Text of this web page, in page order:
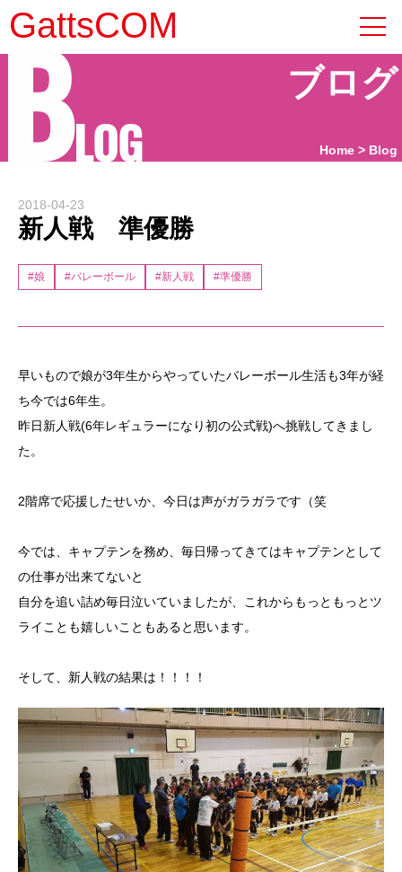
GattsCOM
ブログ
BLOG Home Blog
2018-04-23
新人戦 準優勝
#娘 #バレーボール #新人戦 #準優勝
早いもので娘が3年生からやっていたバレーボール生活も3年が経
ち今では6年生。
昨日新人戦(6年レギュラーになり初の公式戦)へ挑戦してきまし
た。
2階席で応援したせいか、今日は声がガラガラです（笑
今では、キャプテンを務め、毎日帰ってきてはキャプテンとして
の仕事が出来てないと
自分を追い詰め毎日泣いていましたが、これからもっともっとツ
ライことも嬉しいこともあると思います。
そして、新人戦の結果は！！！！